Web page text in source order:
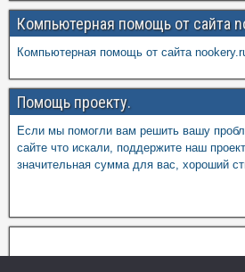
Компьютерная помощь от сайта
Компьютерная помощь от сайта
Помощь проекту.
Если мы помогли вам решить вашу
сайте что искали, поддержите наш
значительная сумма для вас, хороший